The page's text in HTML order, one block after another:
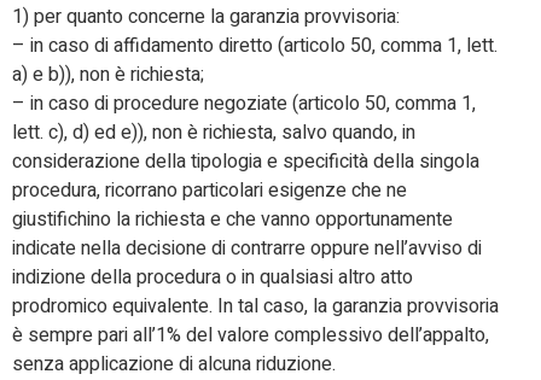
1) per quanto concerne la garanzia provvisoria:
– in caso di affidamento diretto (articolo 50, comma 1, lett.
a) e b)), non è richiesta;
– in caso di procedure negoziate (articolo 50, comma 1,
lett. c), d) ed e)), non è richiesta, salvo quando, in
considerazione della tipologia e specificità della singola
procedura, ricorrano particolari esigenze che ne
giustifichino la richiesta e che vanno opportunamente
indicate nella decisione di contrarre oppure nell’avviso di
indizione della procedura o in qualsiasi altro atto
prodromico equivalente. In tal caso, la garanzia provvisoria
è sempre pari all’1% del valore complessivo dell’appalto,
senza applicazione di alcuna riduzione.